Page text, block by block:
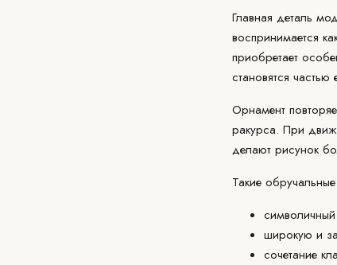
Главная деталь
воспринимается
приобретает
становятся
Орнамент
ракурса. При
делают рисунок
Такие
широкую и
сочетание